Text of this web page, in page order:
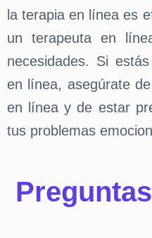
la terapia en línea es
un terapeuta en
necesidades. Si
en línea, asegúrate
en línea y de estar
tus problemas